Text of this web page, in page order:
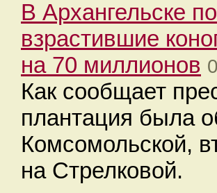
В Архангельске
взрастившие
на 70 миллионов
Как сообщает
плантация была
Комсомольской,
на Стрелковой.